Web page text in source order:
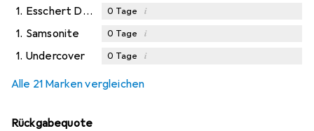
1. Esschert Design 0 Tage i
1. Samsonite 0 Tage i
1. Undercover 0 Tage i
Alle 21 Marken vergleichen
Rückgabequote